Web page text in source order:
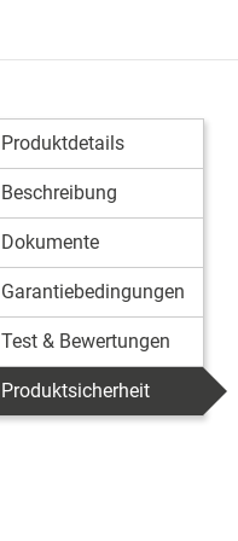
Produktdetails
Beschreibung
Dokumente
Garantiebedingungen
Test & Bewertungen
Produktsicherheit